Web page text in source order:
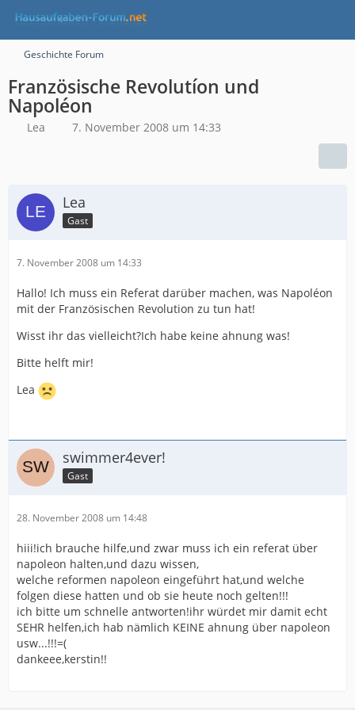
Geschichte Forum
Französische Revolutíon und
Napoléon
Lea 7. November 2008 um 14:33
Lea
Gast
7. November 2008 um 14:33
Hallo! Ich muss ein Referat darüber machen, was Napoléon
mit der Französischen Revolution zu tun hat!
Wisst ihr das vielleicht?Ich habe keine ahnung was!
Bitte helft mir!
Lea
swimmer4ever!
Gast
28. November 2008 um 14:48
hiii!ich brauche hilfe,und zwar muss ich ein referat über
napoleon halten,und dazu wissen,
welche reformen napoleon eingeführt hat,und welche
folgen diese hatten und ob sie heute noch gelten!!!
ich bitte um schnelle antworten!ihr würdet mir damit echt
SEHR helfen,ich hab nämlich KEINE ahnung über napoleon
usw...!!!=(
dankeee,kerstin!!